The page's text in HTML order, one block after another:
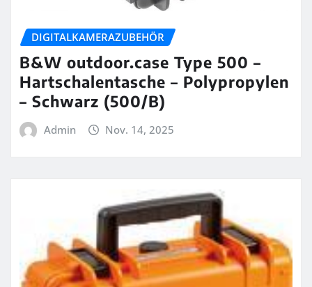
DIGITALKAMERAZUBEHÖR
B&W outdoor.case Type 500 –
Hartschalentasche – Polypropylen
– Schwarz (500/B)
Admin Nov. 14, 2025